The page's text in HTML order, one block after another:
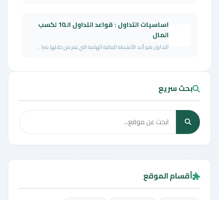
اساسيات التداول : قواعد التداول الـ10 لكسب
المال
التداول هو أحد الأنشطة المالية الهامة التي يتم من خلالها شرا...
بحث سريع
أقسام الموقع